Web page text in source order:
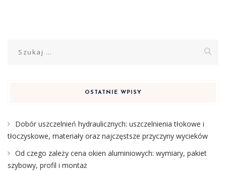
OSTATNIE WPISY
Dobór uszczelnień hydraulicznych: uszczelnienia tłokowe i
tłoczyskowe, materiały oraz najczęstsze przyczyny wycieków
Od czego zależy cena okien aluminiowych: wymiary, pakiet
szybowy, profil i montaż